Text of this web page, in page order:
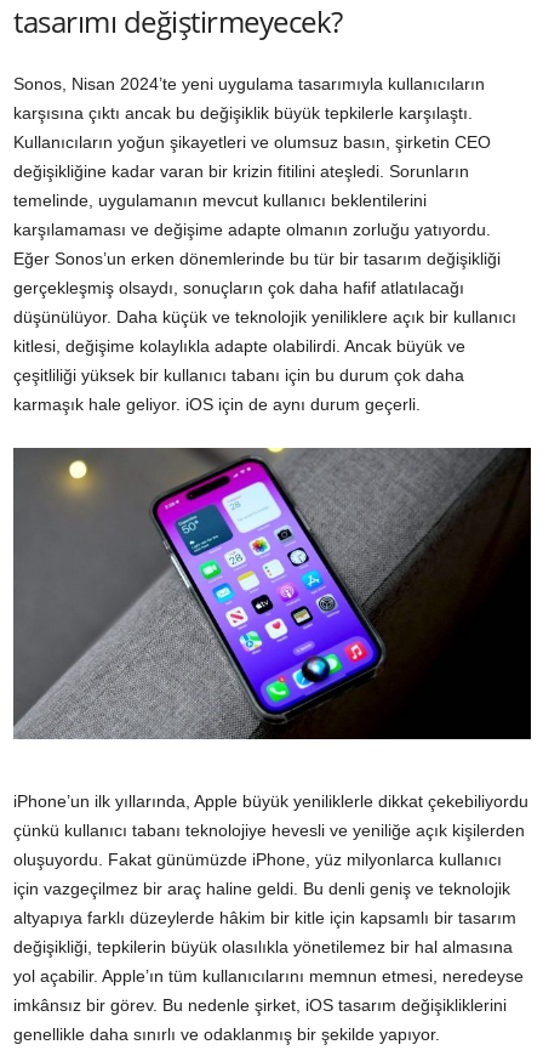
tasarımı değiştirmeyecek?
Sonos, Nisan 2024’te yeni uygulama tasarımıyla kullanıcıların
karşısına çıktı ancak bu değişiklik büyük tepkilerle karşılaştı.
Kullanıcıların yoğun şikayetleri ve olumsuz basın, şirketin CEO
değişikliğine kadar varan bir krizin fitilini ateşledi. Sorunların
temelinde, uygulamanın mevcut kullanıcı beklentilerini
karşılamaması ve değişime adapte olmanın zorluğu yatıyordu.
Eğer Sonos’un erken dönemlerinde bu tür bir tasarım değişikliği
gerçekleşmiş olsaydı, sonuçların çok daha hafif atlatılacağı
düşünülüyor. Daha küçük ve teknolojik yeniliklere açık bir kullanıcı
kitlesi, değişime kolaylıkla adapte olabilirdi. Ancak büyük ve
çeşitliliği yüksek bir kullanıcı tabanı için bu durum çok daha
karmaşık hale geliyor. iOS için de aynı durum geçerli.
iPhone’un ilk yıllarında, Apple büyük yeniliklerle dikkat çekebiliyordu
çünkü kullanıcı tabanı teknolojiye hevesli ve yeniliğe açık kişilerden
oluşuyordu. Fakat günümüzde iPhone, yüz milyonlarca kullanıcı
için vazgeçilmez bir araç haline geldi. Bu denli geniş ve teknolojik
altyapıya farklı düzeylerde hâkim bir kitle için kapsamlı bir tasarım
değişikliği, tepkilerin büyük olasılıkla yönetilemez bir hal almasına
yol açabilir. Apple’ın tüm kullanıcılarını memnun etmesi, neredeyse
imkânsız bir görev. Bu nedenle şirket, iOS tasarım değişikliklerini
genellikle daha sınırlı ve odaklanmış bir şekilde yapıyor.